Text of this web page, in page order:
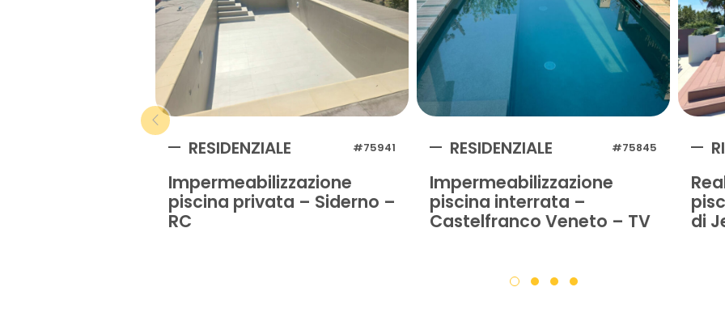
RESIDENZIALE #75941
Impermeabilizzazione
piscina privata – Siderno –
RC
RESIDENZIALE #75845
Impermeabilizzazione
piscina interrata –
Castelfranco Veneto – TV
di